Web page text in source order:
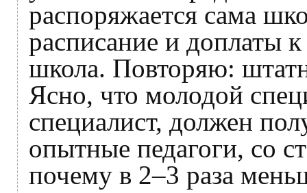
распоряжается сама
расписание и доплаты
школа. Повторяю:
Ясно, что молодой
специалист, должен
опытные педагоги, со
почему в 2–3 раза